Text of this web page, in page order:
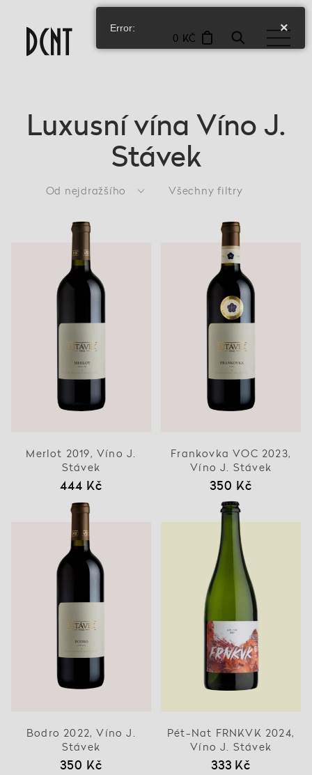
0 KČ
Luxusní vína Víno J.
Stávek
Od nejdražšího Všechny filtry
Merlot 2019, Víno J.
Stávek
444 Kč
Frankovka VOC 2023,
Víno J. Stávek
350 Kč
Bodro 2022, Víno J.
Stávek
350 Kč
Pét-Nat FRNKVK 2024,
Víno J. Stávek
333 Kč
×
Error: